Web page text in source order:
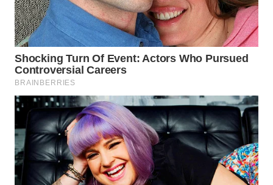
WN
TANGERANG
WN
BINJAI
WN
CIREBON
WN
INDRAMAYU